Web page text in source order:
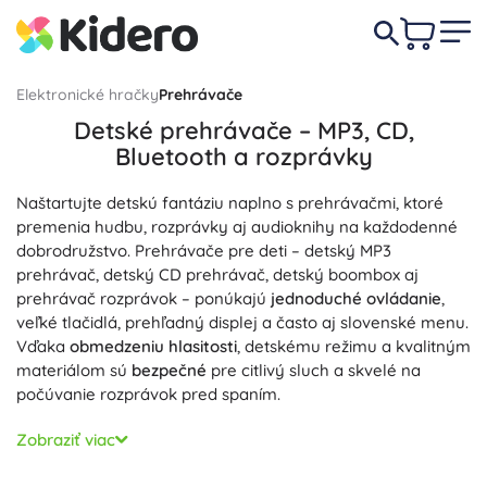
Elektronické hračkyPrehrávače
Detské prehrávače – MP3, CD,
Bluetooth a rozprávky
Naštartujte detskú fantáziu naplno s prehrávačmi, ktoré
premenia hudbu, rozprávky aj audioknihy na každodenné
dobrodružstvo. Prehrávače pre deti – detský MP3
prehrávač, detský CD prehrávač, detský boombox aj
prehrávač rozprávok – ponúkajú jednoduché ovládanie,
veľké tlačidlá, prehľadný displej a často aj slovenské menu.
Vďaka obmedzeniu hlasitosti, detskému režimu a kvalitným
materiálom sú bezpečné pre citlivý sluch a skvelé na
počúvanie rozprávok pred spaním.
Moderné detské prehrávače podporujú Bluetooth na
bezdrôtové počúvanie, USB a microSD/microSDHC pre
Zobraziť viac